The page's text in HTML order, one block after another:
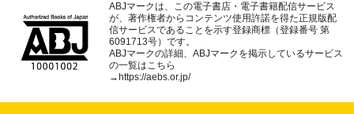
ABJマークは、この電子書店・電子書籍配信サービス
が、著作権者からコンテンツ使用許諾を得た正規版配
信サービスであることを示す登録商標（登録番号 第
6091713号）です。
ABJマークの詳細、ABJマークを掲示しているサービス
の一覧はこちら
→ https://aebs.or.jp/